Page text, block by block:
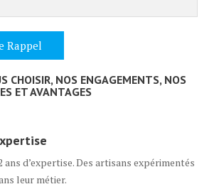
CHOISIR, NOS ENGAGEMENTS, NOS
ET AVANTAGES
ans d’expertise. Des artisans expérimentés
leur métier.